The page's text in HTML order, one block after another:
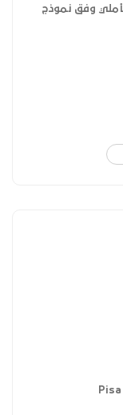
وفق نموذج